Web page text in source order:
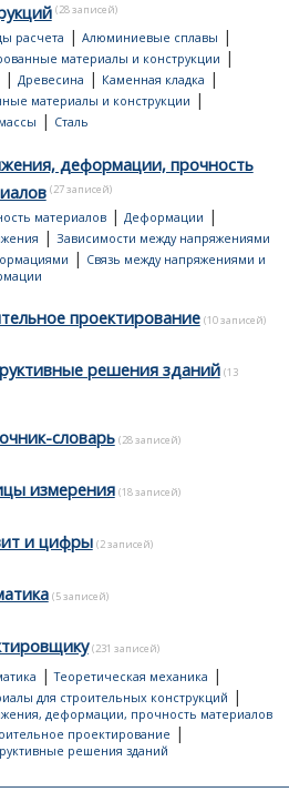
(28 записей)
расчета | Алюминиевые сплавы |
материалы и конструкции |
| Древесина | Каменная кладка |
материалы и конструкции |
| Cталь
деформации, прочность
(27 записей)
материалов| Деформации |
| Зависимости между напряжениями
| Связь между напряжениями и
проектирование (10 записей)
решения зданий (13
словарь (28 записей)
измерения (18 записей)
и цифры (2 записей)
(5 записей)
(231 записей)
|Теоретическая механика |
для строительных конструкций |
деформации, прочность материалов
проектирование |
решения зданий